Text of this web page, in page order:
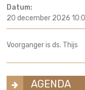
Datum:
20 december 2026
Voorganger is ds. Thijs
AGENDA